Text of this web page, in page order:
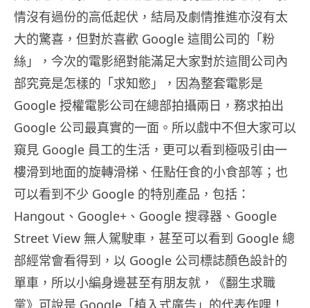
情沒有過份的高低起伏，結局及劇情推進亦沒有太
大的驚喜，但對於喜歡 Google 這間公司的「粉
絲」，今次的電影絕對能滿足大家對於這間公司內
部究竟是怎樣的「求知慾」，因為整套電影是
Google 授權電影公司在總部拍攝兩日，務求拍出
Google 公司最真實的一面。所以戲中不但大家可以
窺見 Google 員工的生活，更可以看到極吸引由一
樓滑到地面的旋轉滑梯、任點任食的小食部等；也
可以看到不少 Google 的特別產品，包括：
Hangout、Google+、Google 搜尋器、Google
Street View 無人駕駛車，甚至可以看到 Google 總
部經常會看得到，以 Google 公司標誌顏色設計的
單車，所以小編身邊甚至有朋友就，《翻生求職
黨》可說是 Google「植入式廣告」的代表作哩！